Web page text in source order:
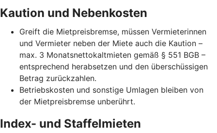
Kaution und Nebenkosten
Greift die Mietpreisbremse, müssen Vermieterinnen
und Vermieter neben der Miete auch die Kaution –
max. 3 Monatsnettokaltmieten gemäß § 551 BGB –
entsprechend herabsetzen und den überschüssigen
Betrag zurückzahlen.
Betriebskosten und sonstige Umlagen bleiben von
der Mietpreisbremse unberührt.
Index- und Staffelmieten